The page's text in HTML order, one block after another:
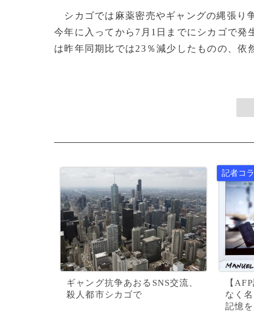
シカゴでは麻薬密売やギャングの縄張り
今年に入ってから7月1日までにシカゴで発
は昨年同期比では23％減少したものの、
ギャング抗争あおるSNS交流、
殺人都市シカゴで
【
なく
記憶